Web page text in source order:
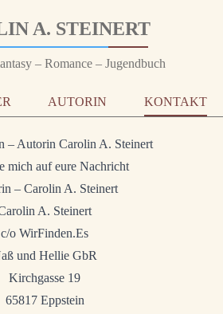
A. STEINERT
– Romance – Jugendbuch
AUTORIN KONTAKT
– Autorin Carolin A. Steinert
mich auf eure Nachricht
– Carolin A. Steinert
A. Steinert
c/o WirFinden.Es
und Hellie GbR
Kirchgasse 19
65817 Eppstein